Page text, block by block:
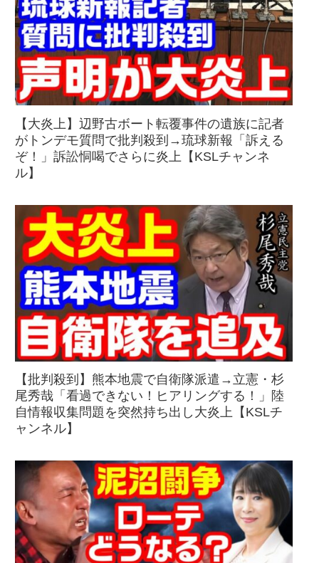
【大炎上】辺野古ボート転覆事件の遺族に記者
がトンデモ質問で批判殺到→琉球新報「訴える
ぞ！」訴訟恫喝でさらに炎上【KSLチャンネ
ル】
【批判殺到】熊本地震で自衛隊派遣→立憲・杉
尾秀哉「看過できない！ヒアリングする！」陸
自情報収集問題を突然持ち出し大炎上【KSLチ
ャンネル】